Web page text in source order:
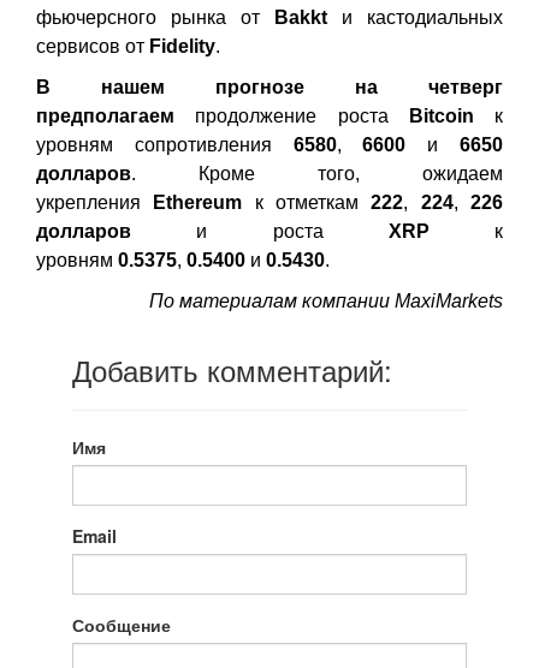
фьючерсного рынка от
Bakkt и кастодиальных
сервисов от Fidelity.
В нашем прогнозе на четверг
предполагаем продолжение роста Bitcoin к
уровням сопротивления 6580,6600 и6650
долларов. Кроме того, ожидаем
укрепления
Ethereum к отметкам222, 224,226
долларов и роста XRP к
уровням 0.5375, 0.5400 и 0.5430.
По материалам компании MaxiMarkets
Добавить комментарий:
Имя
Email
Сообщение